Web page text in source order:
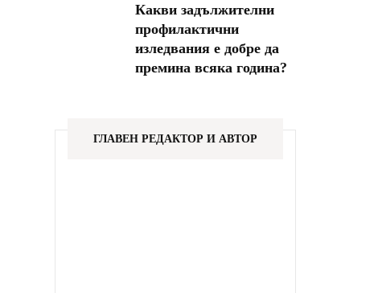
Какви задължителни
профилактични
изледвания е добре да
премина всяка година?
ГЛАВЕН РЕДАКТОР И АВТОР